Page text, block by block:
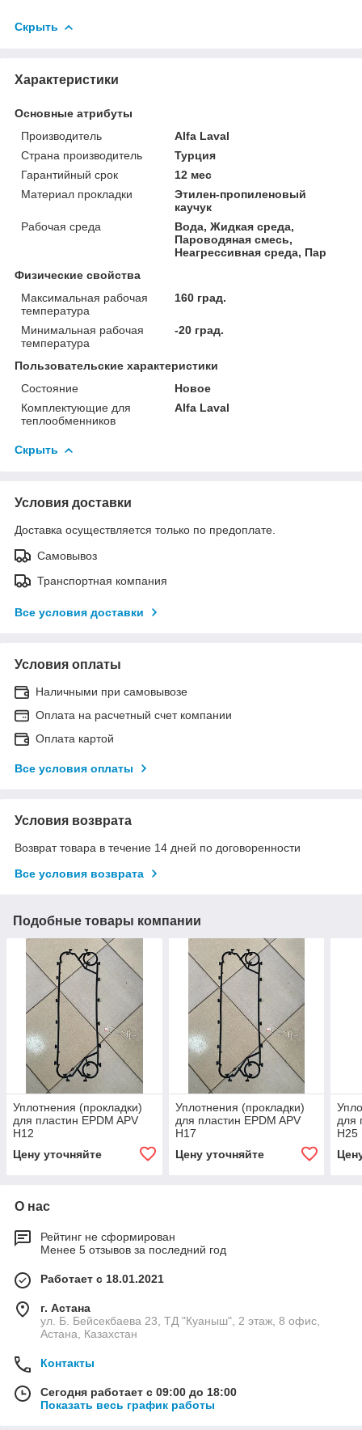
Скрыть
Характеристики
Основные атрибуты
Производитель
Alfa Laval
Страна производитель
Турция
Гарантийный срок
12 мес
Материал прокладки
Этилен-пропиленовый
каучук
Рабочая среда
Вода, Жидкая среда,
Пароводяная смесь,
Неагрессивная среда, Пар
Физические свойства
Максимальная рабочая
температура
160 град.
Минимальная рабочая
температура
-20 град.
Пользовательские характеристики
Состояние
Новое
Комплектующие для
теплообменников
Alfa Laval
Скрыть
Условия доставки
Доставка осуществляется только по предоплате.
Самовывоз
Транспортная компания
Все условия доставки
Условия оплаты
Наличными при самовывозе
Оплата на расчетный счет компании
Оплата картой
Все условия оплаты
Условия возврата
Возврат товара в течение 14 дней по договоренности
Все условия возврата
Подобные товары компании
Уплотнения (прокладки)
для пластин EPDM APV
Н12
Цену уточняйте
Уплотнения (прокладки)
для пластин EPDM APV
Н17
Цену уточняйте
для
Н25
О нас
Рейтинг не сформирован
Менее 5 отзывов за последний год
Работает с 18.01.2021
г. Астана
ул. Б. Бейсекбаева 23, ТД "Куаныш", 2 этаж, 8 офис,
Астана, Казахстан
Контакты
Сегодня работает с 09:00 до 18:00
Показать весь график работы